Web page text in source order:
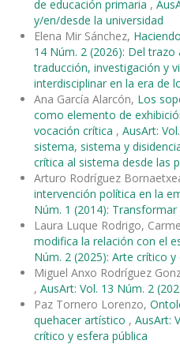
de educación primaria ,
y/en/desde la universidad
Elena Mir Sánchez,
14 Núm. 2 (2026): Del
traducción, investigación y
interdisciplinar en la era de
Ana García Alarcón, Los
como elemento de
vocación crítica , AusArt:
sistema, sistema y
crítica al sistema desde las
Arturo Rodríguez
intervención política en la
Núm. 1 (2014):
Laura Luque Rodrigo,
modifica la relación con el
Núm. 2 (2025): Arte crítico y
Miguel Anxo Rodríguez
, AusArt: Vol. 13 Núm. 2
Paz Tornero Lorenzo,
quehacer artístico , AusArt:
crítico y esfera pública